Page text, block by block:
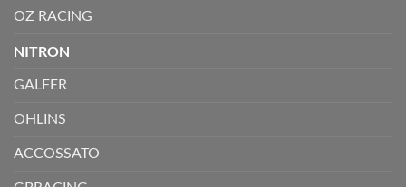
OZ RACING
NITRON
GALFER
OHLINS
ACCOSSATO